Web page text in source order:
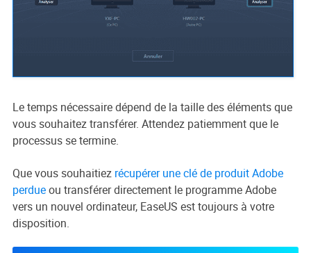
Le temps nécessaire dépend de la taille des éléments que
vous souhaitez transférer. Attendez patiemment que le
processus se termine.
Que vous souhaitiez récupérer une clé de produit Adobe
perdueou transférer directement le programme Adobe
vers un nouvel ordinateur, EaseUS est toujours à votre
disposition.